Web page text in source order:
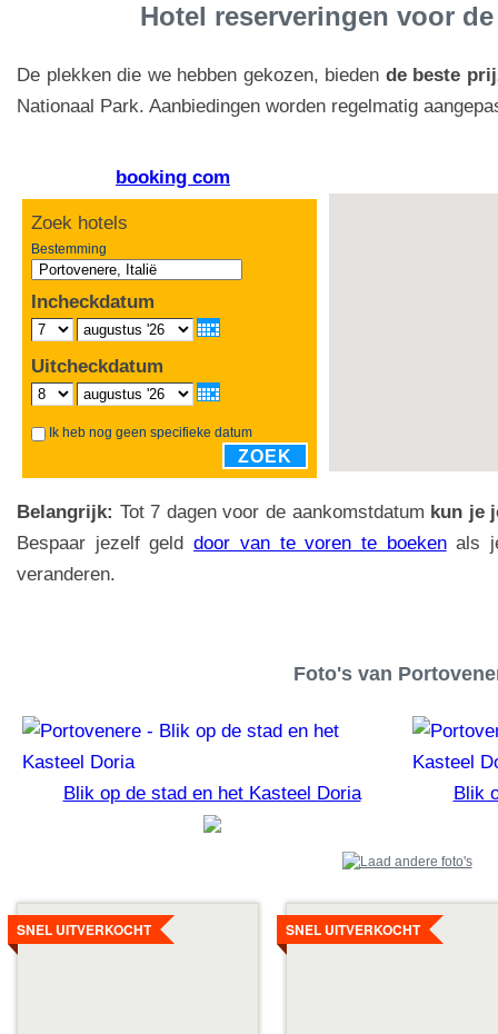
Hotel reserveringen voor
De plekken die we hebben gekozen, bieden de beste
Nationaal Park. Aanbiedingen worden regelmatig
booking com
Zoek hotels
Bestemming
Incheckdatum
Uitcheckdatum
Ik heb nog geen specifieke datum
ZOEK
Belangrijk: Tot 7 dagen voor de aankomstdatum kun je
Bespaar jezelf gelddoor van te voren te boekenals
veranderen.
Foto's van
Blik op de stad en het Kasteel Doria Blik
SNEL UITVERKOCHT
Details
bekijken SNEL UITVERKOCHT
Details
bekijken